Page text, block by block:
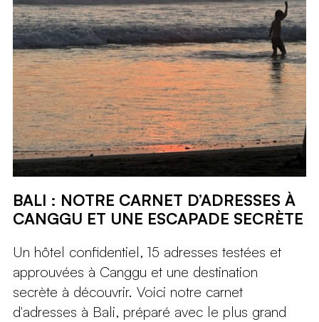
BALI : NOTRE CARNET D’ADRESSES À
CANGGU ET UNE ESCAPADE SECRÈTE
Un hôtel confidentiel, 15 adresses testées et
approuvées à Canggu et une destination
secrète à découvrir. Voici notre carnet
d'adresses à Bali, préparé avec le plus grand